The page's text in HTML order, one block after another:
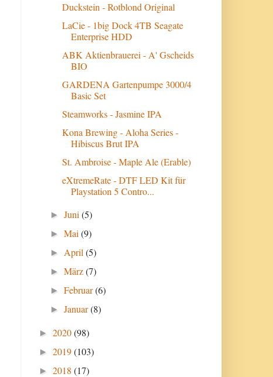
Duckstein - Rotblond Original
LaCie - 1big Dock 4TB Seagate
Enterprise HDD
ABK Aktienbrauerei - A' Gscheids
BIO
GARDENA Gartenpumpe 3000/4
Basic Set
Steamworks - Jasmine IPA
Kona Brewing - Aloha Series -
Hibiscus Brut IPA
St. Ambroise - Maple Ale (Erable)
eXtremeRate - DTF LED Kit für
Playstation 5 Contro...
►Juni(5)
►Mai(9)
► April(5)
►März(7)
►Februar(6)
►Januar(8)
► 2020(98)
► 2019(103)
► 2018 (17)